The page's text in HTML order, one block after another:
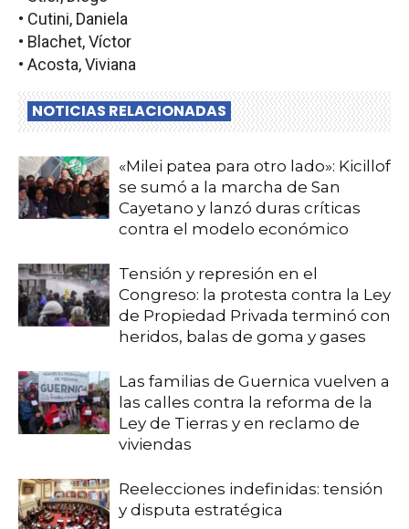
• Cutini, Daniela
• Blachet, Víctor
• Acosta, Viviana
NOTICIAS RELACIONADAS
«Milei patea para otro lado»: Kicillof
se sumó a la marcha de San
Cayetano y lanzó duras críticas
contra el modelo económico
Tensión y represión en el
Congreso: la protesta contra la Ley
de Propiedad Privada terminó con
heridos, balas de goma y gases
Las familias de Guernica vuelven a
las calles contra la reforma de la
Ley de Tierras y en reclamo de
viviendas
Reelecciones indefinidas: tensión
y disputa estratégica